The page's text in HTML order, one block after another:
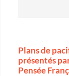
Plans de
présentés
Pensée